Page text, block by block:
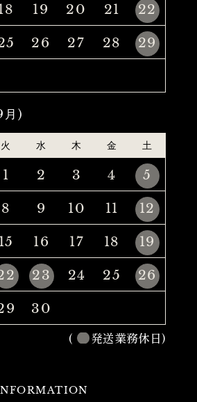
19 20 21
22
26 27 28
29
月)
火 水 木 金 土
1 2 3 4
5
8 9 10 11
12
15 16 17 18
19
23 24 25
26
30
(
発送業務休日)